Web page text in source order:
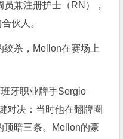
兼注册护士（RN），
伙人。
绞杀，Mellon在赛场上
牙职业牌手Sergio
对决：当时他在翻牌圈
顶暗三条。Mellon的豪